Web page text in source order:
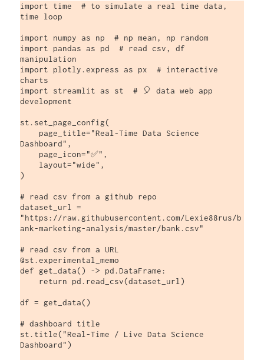
import time  # to simulate a real time data,
time loop
import numpy as np  # np mean, np random
import pandas as pd  # read csv, df
manipulation
import plotly.express as px  # interactive
charts
import streamlit as st  # 🎈 data web app
development
st.set_page_config(
Dashboard",
)
# read csv from a github repo
dataset_url =
"https://raw.githubusercontent.com/Lexie88rus/b
ank-marketing-analysis/master/bank.csv"
# read csv from a URL
@st.experimental_memo
def get_data() -> pd.DataFrame:
df = get_data()
# dashboard title
st.title("Real-Time / Live Data Science
Dashboard")